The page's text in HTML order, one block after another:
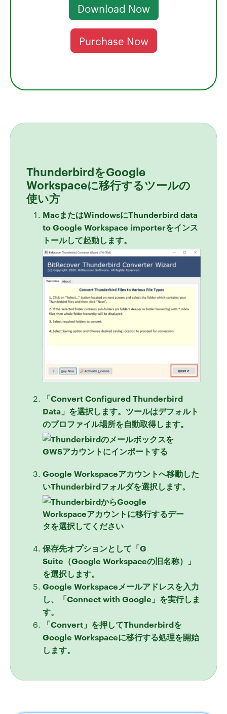
Download Now
Purchase Now
ThunderbirdをGoogle
Workspaceに移行するツールの
使い方
MacまたはWindowsにThunderbird data
to Google Workspace importerをインス
トールして起動します。
「Convert Configured Thunderbird
Data」を選択します。ツールはデフォルト
のプロファイル場所を自動取得します。
Google Workspaceアカウントへ移動した
いThunderbirdフォルダを選択します。
保存先オプションとして「G
Suite（Google Workspaceの旧名称）」
を選択します。
Google Workspaceメールアドレスを入力
し、「Connect with Google」を実行しま
す。
「Convert」を押してThunderbirdを
Google Workspaceに移行する処理を開始
します。